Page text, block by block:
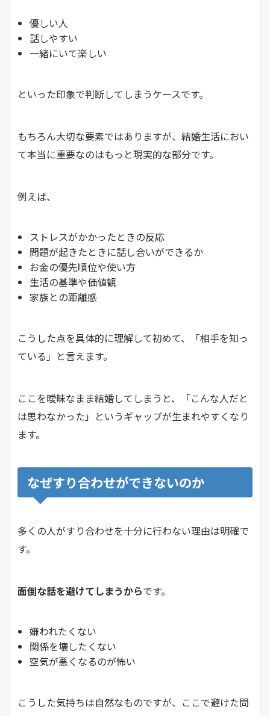
優しい人
話しやすい
一緒にいて楽しい
といった印象で判断してしまうケースです。
もちろん大切な要素ではありますが、結婚生活におい
て本当に重要なのはもっと現実的な部分です。
例えば、
ストレスがかかったときの反応
問題が起きたときに話し合いができるか
お金の優先順位や使い方
生活の基準や価値観
家族との距離感
こうした点を具体的に理解して初めて、「相手を知っ
ている」と言えます。
ここを曖昧なまま結婚してしまうと、「こんな人だと
は思わなかった」というギャップが生まれやすくなり
ます。
なぜすり合わせができないのか
多くの人がすり合わせを十分に行わない理由は明確で
す。
面倒な話を避けてしまうからです。
嫌われたくない
関係を壊したくない
空気が悪くなるのが怖い
こうした気持ちは自然なものですが、ここで避けた問